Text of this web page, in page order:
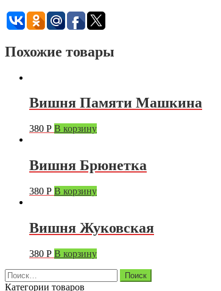
Похожие товары
Вишня Памяти Машкина
380 Р В корзину
Вишня Брюнетка
380 Р В корзину
Вишня Жуковская
380 Р В корзину
Найти:
Категории товаров